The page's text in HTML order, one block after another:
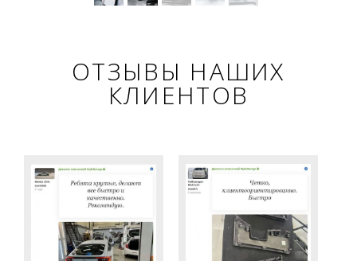
ОТЗЫВЫ НАШИХ
КЛИЕНТОВ